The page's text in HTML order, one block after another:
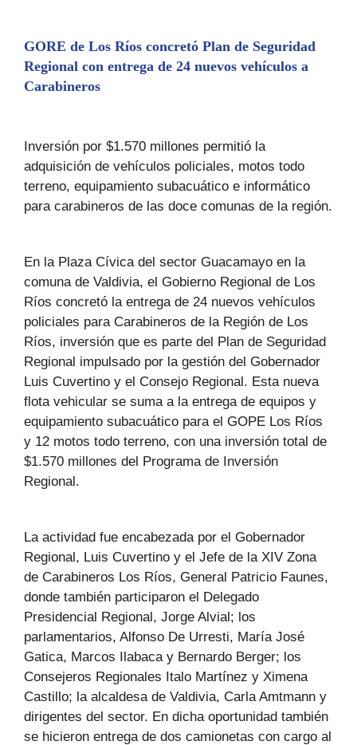
GORE de Los Ríos concretó Plan de Seguridad
Regional con entrega de 24 nuevos vehículos a
Carabineros
Inversión por $1.570 millones permitió la
adquisición de vehículos policiales, motos todo
terreno, equipamiento subacuático e informático
para carabineros de las doce comunas de la región.
En la Plaza Cívica del sector Guacamayo en la
comuna de Valdivia, el Gobierno Regional de Los
Ríos concretó la entrega de 24 nuevos vehículos
policiales para Carabineros de la Región de Los
Ríos, inversión que es parte del Plan de Seguridad
Regional impulsado por la gestión del Gobernador
Luis Cuvertino y el Consejo Regional. Esta nueva
flota vehicular se suma a la entrega de equipos y
equipamiento subacuático para el GOPE Los Ríos
y 12 motos todo terreno, con una inversión total de
$1.570 millones del Programa de Inversión
Regional.
La actividad fue encabezada por el Gobernador
Regional, Luis Cuvertino y el Jefe de la XIV Zona
de Carabineros Los Ríos, General Patricio Faunes,
donde también participaron el Delegado
Presidencial Regional, Jorge Alvial; los
parlamentarios, Alfonso De Urresti, María José
Gatica, Marcos Ilabaca y Bernardo Berger; los
Consejeros Regionales Italo Martínez y Ximena
Castillo; la alcaldesa de Valdivia, Carla Amtmann y
dirigentes del sector. En dicha oportunidad también
se hicieron entrega de dos camionetas con cargo al